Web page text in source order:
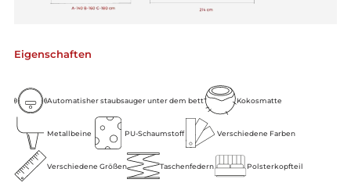
Eigenschaften
Automatisher staubsauger unter dem bett Kokosmatte
Metallbeine PU-Schaumstoff Verschiedene Farben
Verschiedene Größen Taschenfedern Polsterkopfteil